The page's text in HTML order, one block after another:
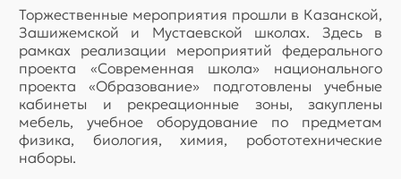
Торжественные мероприятия прошли в Казанской,
Зашижемской и Мустаевской школах. Здесь в
рамках реализации мероприятий федерального
проекта «Современная школа» национального
проекта «Образование» подготовлены учебные
кабинеты и рекреационные зоны, закуплены
мебель, учебное оборудование по предметам
физика, биология, химия, робототехнические
наборы.